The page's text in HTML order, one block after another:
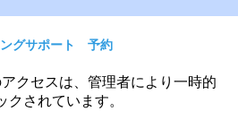
ングサポート 予約
クセスは、管理者により一時的
クされています。